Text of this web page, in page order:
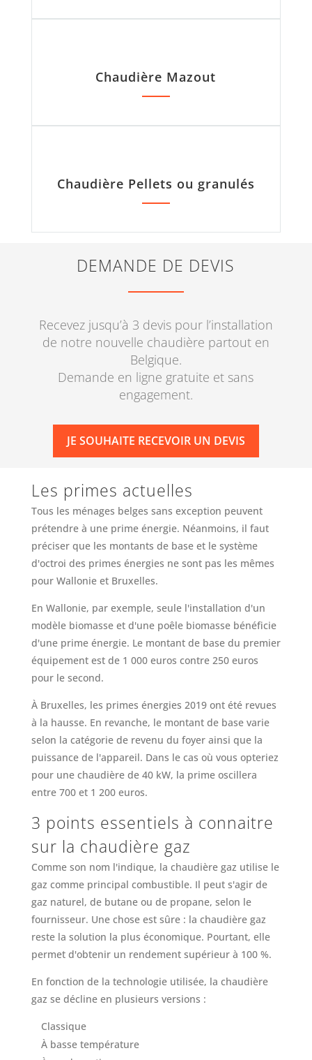
Chaudière Mazout
Chaudière Pellets ou granulés
DEMANDE DE DEVIS
Recevez jusqu’à 3 devis pour l’installation
de notre nouvelle chaudière partout en
Belgique.
Demande en ligne gratuite et sans
engagement.
JE SOUHAITE RECEVOIR UN DEVIS
Les primes actuelles
Tous les ménages belges sans exception peuvent
prétendre à une prime énergie. Néanmoins, il faut
préciser que les montants de base et le système
d'octroi des primes énergies ne sont pas les mêmes
pour Wallonie et Bruxelles.
En Wallonie, par exemple, seule l'installation d'un
modèle biomasse et d'une poêle biomasse bénéficie
d'une prime énergie. Le montant de base du premier
équipement est de 1 000 euros contre 250 euros
pour le second.
À Bruxelles, les primes énergies 2019 ont été revues
à la hausse. En revanche, le montant de base varie
selon la catégorie de revenu du foyer ainsi que la
puissance de l'appareil. Dans le cas où vous opteriez
pour une chaudière de 40 kW, la prime oscillera
entre 700 et 1 200 euros.
3 points essentiels à connaitre
sur la chaudière gaz
Comme son nom l'indique, la chaudière gaz utilise le
gaz comme principal combustible. Il peut s'agir de
gaz naturel, de butane ou de propane, selon le
fournisseur. Une chose est sûre : la chaudière gaz
reste la solution la plus économique. Pourtant, elle
permet d'obtenir un rendement supérieur à 100 %.
En fonction de la technologie utilisée, la chaudière
gaz se décline en plusieurs versions :
Classique
À basse température